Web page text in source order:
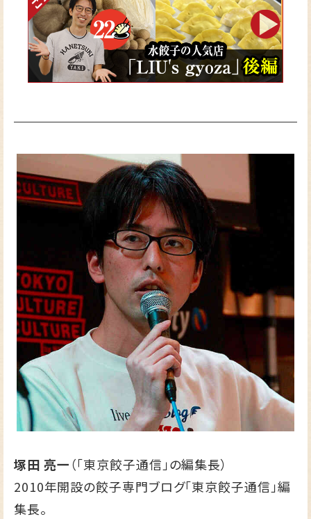
塚田 亮一（「東京餃子通信」の編集長）
2010年開設の餃子専門ブログ「東京餃子通信」編
集長。